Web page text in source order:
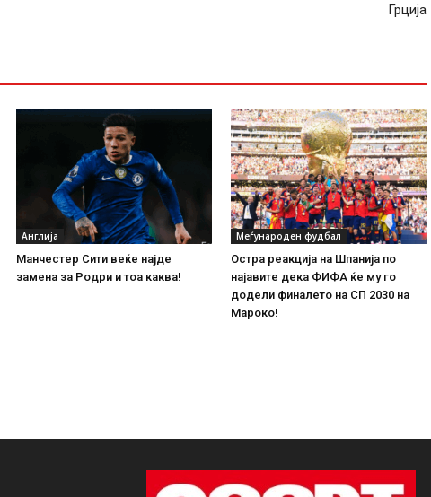
Грција
Англија
Манчестер Сити веќе најде
замена за Родри и тоа каква!
Меѓународен фудбал
Остра реакција на Шпанија по
најавите дека ФИФА ќе му го
додели финалето на СП 2030 на
Мароко!